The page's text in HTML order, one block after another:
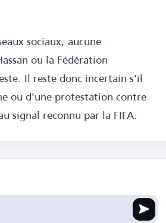
sociaux, aucune
ou la Fédération
Il reste donc incertain s'il
ou d'une protestation contre
signal reconnu par la FIFA.